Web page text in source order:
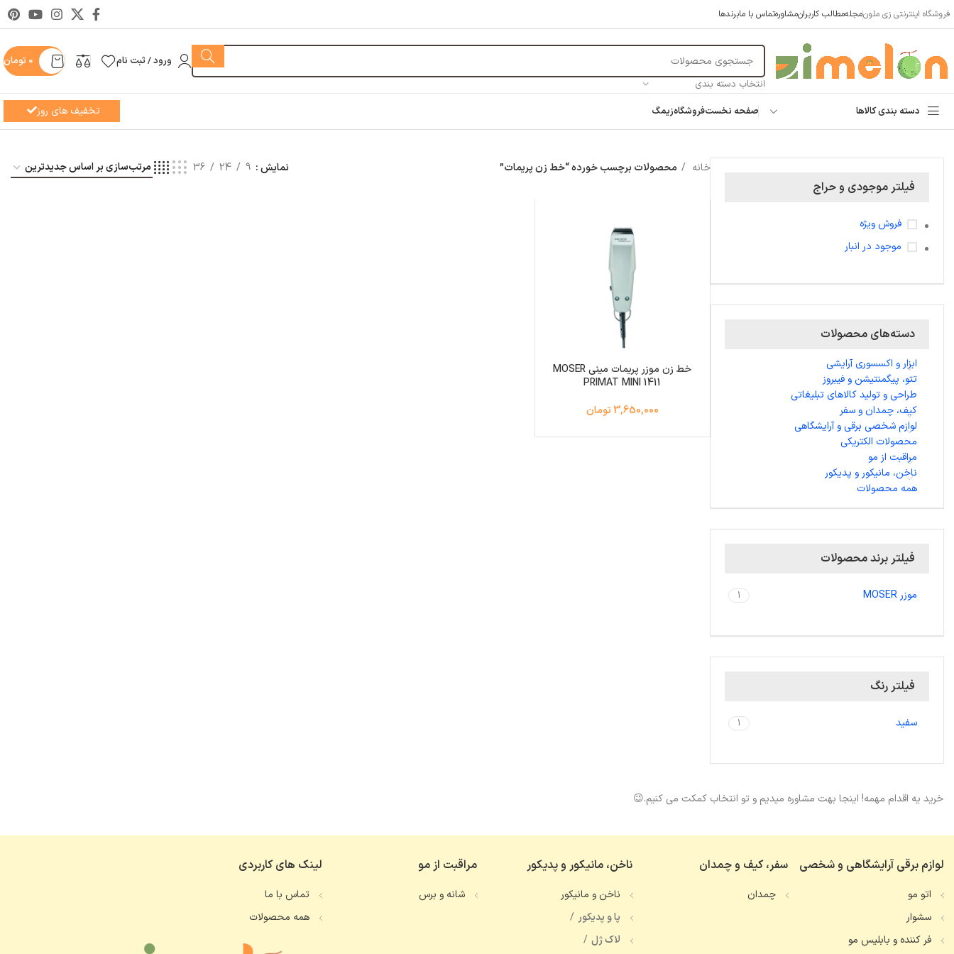
فروشگاه اینترنتی زی ملونمجلهمطالب کاربرانمشاورهتماس با مابرندها
انتخاب دسته بندی
ورود / ثبت نام 0 تومان
دسته بندی کالاها صفحه نخستفروشگاهزیمگ تخفیف های روز
فیلتر موجودی و حراج
فروش ویژه
موجود در انبار
دسته‌های محصولات
ابزار و اکسسوری آرایشی
تتو، پیگمنتیشن و فیبروز
طراحی و تولید کالاهای تبلیغاتی
کیف، چمدان و سفر
لوازم شخصی برقی و آرایشگاهی
محصولات الکتریکی
مراقبت از مو
ناخن، مانیکور و پدیکور
همه محصولات
فیلتر برند محصولات
موزر MOSER 1
فیلتر رنگ
سفید 1
خانه محصولات برچسب خورده “خط زن پریمات” نمایش 9
24
36
خط زن موزر پریمات مینی MOSER
PRIMAT MINI 1411
3,650,000 تومان
خرید یه اقدام مهمه! اینجا بهت مشاوره میدیم و تو انتخاب کمکت می کنیم.😉
لوازم برقی آرایشگاهی و شخصی
اتو مو
سشوار
فر کننده و بابلیس مو
سفر، کیف و چمدان
چمدان
ناخن، مانیکور و پدیکور
ناخن و مانیکور
پا و پدیکور
لاک ژل
مراقبت از مو
شانه و برس
لینک های کاربردی
تماس با ما
همه محصولات